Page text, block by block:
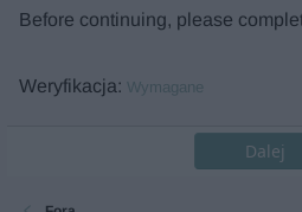
Before continuing, please
Weryfikacja Wymagane
Dalej